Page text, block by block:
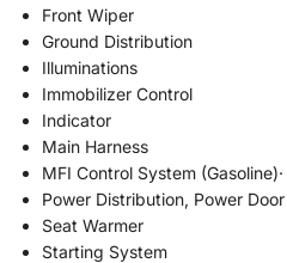
Front Wiper
Ground Distribution
Illuminations
Immobilizer Control
Indicator
Main Harness
MFI Control System (Gasoline)·
Power Distribution, Power
Seat Warmer
Starting System